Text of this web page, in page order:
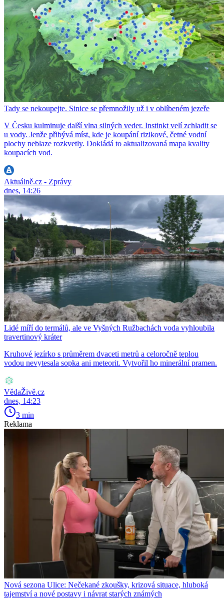
Tady se nekoupejte. Sinice se přemnožily už i v oblíbeném jezeře
V Česku kulminuje další vlna silných veder. Instinkt velí zchladit se
u vody. Jenže přibývá míst, kde je koupání rizikové, četné vodní
plochy neblaze rozkvetly. Dokládá to aktualizovaná mapa kvality
koupacích vod.
Aktuálně.cz - Zprávy
dnes, 14:26
Lidé míří do termálů, ale ve Vyšných Ružbachách voda vyhloubila
travertinový kráter
Kruhové jezírko s průměrem dvaceti metrů a celoročně teplou
vodou nevytesala sopka ani meteorit. Vytvořil ho minerální pramen.
VědaŽivě.cz
dnes, 14:23
3 min
Reklama
Nová sezona Ulice: Nečekané zkoušky, krizová situace, hluboká
tajemství a nové postavy i návrat starých známých